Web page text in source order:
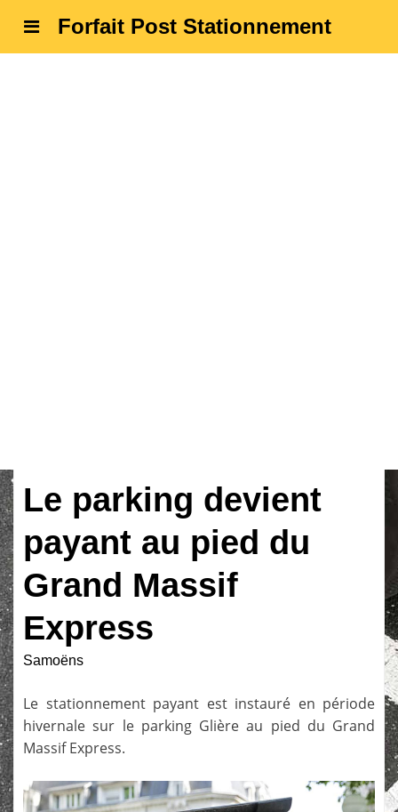
Forfait Post Stationnement
Le parking devient
payant au pied du
Grand Massif
Express
Samoëns
Le stationnement payant est instauré en période
hivernale sur le parking Glière au pied du Grand
Massif Express.